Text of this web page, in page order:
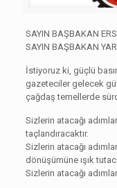
SAYIN BAŞBAKAN
SAYIN BAŞBAKAN
İstiyoruz ki, güçlü
gazeteciler gelecek
çağdaş temellerde
Sizlerin atacağı
taçlandıracaktır.
Sizlerin atacağı
dönüşümüne ışık
Sizlerin atacağı